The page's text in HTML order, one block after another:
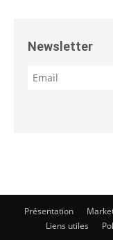
Newsletter
Présentation
Liens utiles